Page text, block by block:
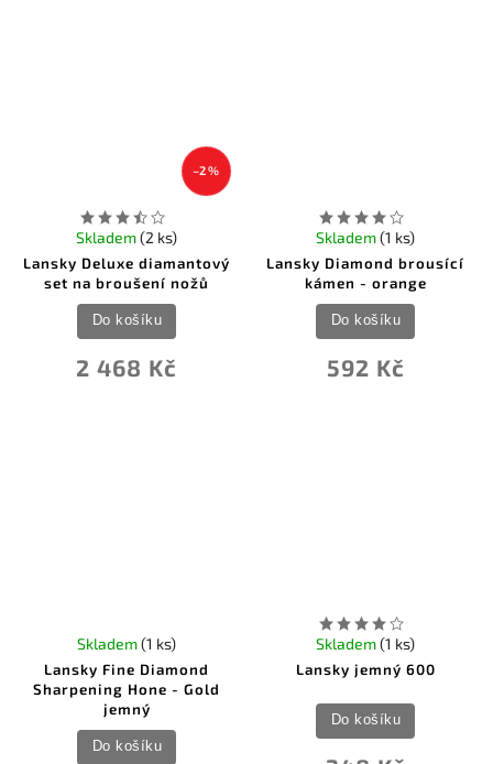
–2 %
Lansky Deluxe diamantový
set na broušení nožů
Skladem(2 ks)
2 468 Kč
Do košíku
Lansky Diamond brousící
kámen - orange
Skladem(1 ks)
592 Kč
Do košíku
Lansky Fine Diamond
Sharpening Hone - Gold
jemný
Skladem(1 ks)
Do košíku
Lansky jemný 600
Skladem(1 ks)
Do košíku